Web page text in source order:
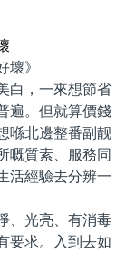
》
，一來想節省
遍。但就算價錢
喺北邊整番副靓
嘅質素、服務同
活經驗去分辨一
光亮、有消毒
要求。入到去如